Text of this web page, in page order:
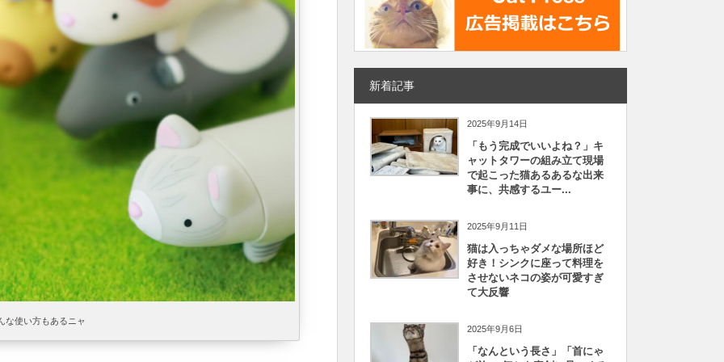
な使い方もあるニャ
新着記事
2025年9月14日
「もう完成でいいよね？」キ
ャットタワーの組み立て現場
で起こった猫あるあるな出来
事に、共感するユー...
2025年9月11日
猫は入っちゃダメな場所ほど
好き！シンクに座って料理を
させないネコの姿が可愛すぎ
て大反響
2025年9月6日
「なんという長さ」「首にゃ